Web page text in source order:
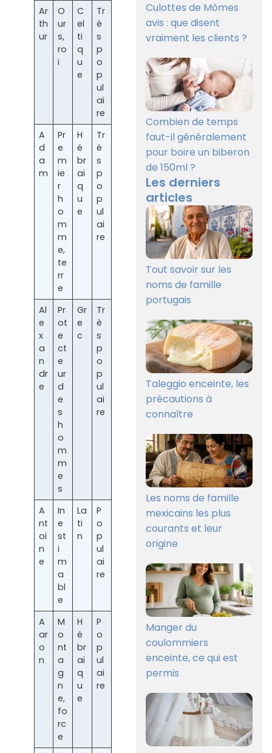
Ar
th
ur
O
ur
s,
ro
i
C
el
ti
q
u
e
Tr
è
s
p
o
p
ul
ai
re
A
d
a
m
Pr
e
m
ie
r
h
o
m
m
e,
te
rr
e
H
é
br
aï
q
u
e
Tr
è
s
p
o
p
ul
ai
re
Al
e
x
a
n
dr
e
Pr
ot
e
ct
e
ur
d
e
s
h
o
m
m
e
s
Gr
e
c
Tr
è
s
p
o
p
ul
ai
re
A
nt
oi
n
e
In
e
st
i
m
a
bl
e
La
ti
n
P
o
p
ul
ai
re
A
ar
o
n
M
o
nt
a
g
n
e,
fo
rc
e
H
é
br
aï
q
u
e
P
o
p
ul
ai
re
Culottes de Mômes
avis : que disent
vraiment les clients ?
Combien de temps
faut-il généralement
pour boire un biberon
de 150ml ?
Les derniers
articles
Tout savoir sur les
noms de famille
portugais
Taleggio enceinte, les
précautions à
connaître
Les noms de famille
mexicains les plus
courants et leur
origine
Manger du
coulommiers
enceinte, ce qui est
permis